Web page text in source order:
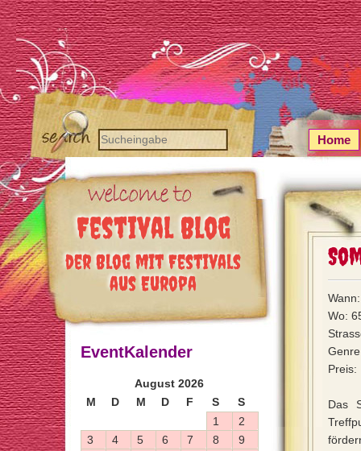
Festival Blog
der Blog mit Festivals
aus Europa
Home
Wo:
Preis:
Das
EventKalender
August 2026
M
D M D F S S
1
2
3
4 5 6 7 8
9